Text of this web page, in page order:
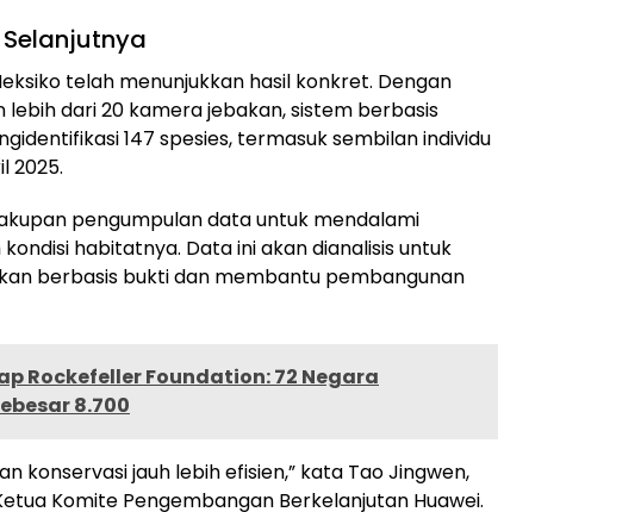
telah menunjukkan hasil konkret. Dengan
dari 20 kamera jebakan, sistem berbasis
147 spesies, termasuk sembilan individu
2025.
pengumpulan data untuk mendalami
habitatnya. Data ini akan dianalisis untuk
berbasis bukti dan membantu pembangunan
Rockefeller Foundation: 72 Negara
8.700
konservasi jauh lebih efisien,” kata Tao Jingwen,
Komite Pengembangan Berkelanjutan Huawei.